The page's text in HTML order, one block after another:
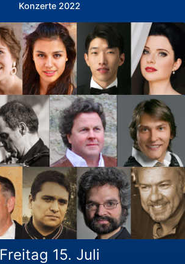
Konzerte 2022
Freitag 15. Juli